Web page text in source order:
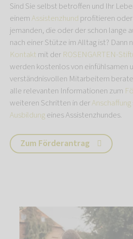
Sind Sie selbst betroffen und Ihr
einemAssistenzhund profitieren oder
jemanden, die oder der schon lange
nach einer Stütze im Alltag ist? Dann
Kontakt mit der ROSENGARTEN-
werden kostenlos von einfühlsamen
verständnisvollen Mitarbeitern
alle relevanten Informationen zum
weiteren Schritten in derAnschaffung
Ausbildungeines Assistenzhundes.
Zum Förderantrag